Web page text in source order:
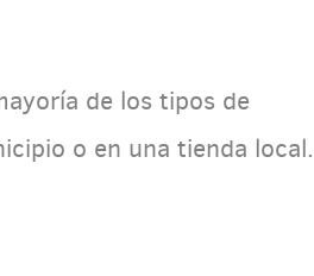
de los tipos de
o en una tienda local.